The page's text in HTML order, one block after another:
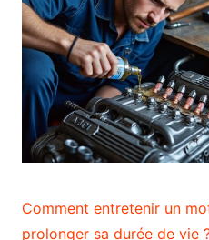
Comment entretenir un
prolonger sa durée de vie